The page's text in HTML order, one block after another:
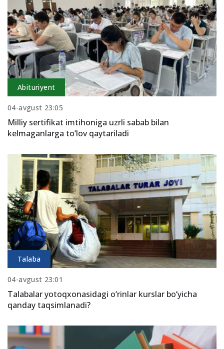
Abituriyent
04-avgust 23:05
Milliy sertifikat imtihoniga uzrli sabab bilan
kelmaganlarga to‘lov qaytariladi
Talaba
04-avgust 23:01
Talabalar yotoqxonasidagi o‘rinlar kurslar bo‘yicha
qanday taqsimlanadi?